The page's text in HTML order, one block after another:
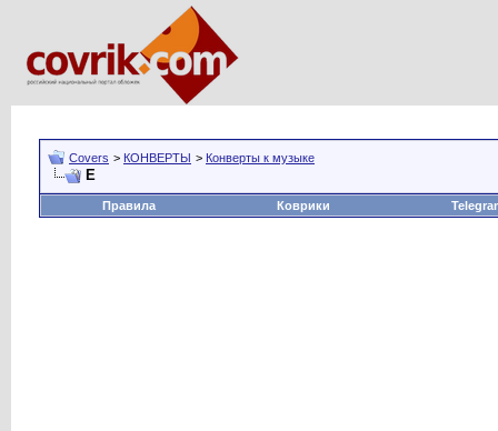
Covers > КОНВЕРТЫ > Конверты к музыке
Е
Правила Коврики